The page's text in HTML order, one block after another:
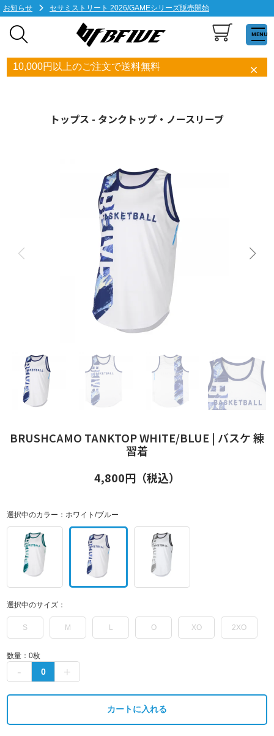
お知らせ セサミストリート 2026/GAMEシリーズ販売開始
MENU
10,000円以上のご注文で送料無料
トップス - タンクトップ・ノースリーブ
BRUSHCAMO TANKTOP WHITE/BLUE | バスケ 練
習着
4,800円（税込）
選択中のカラー：ホワイト/ブルー
選択中のサイズ：
S M L O XO 2XO
数量：0枚
カートに入れる